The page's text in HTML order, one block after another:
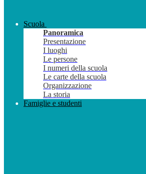
Scuola
Panoramica
Presentazione
I luoghi
Le persone
I numeri della scuola
Le carte della scuola
Organizzazione
La storia
Famiglie e studenti